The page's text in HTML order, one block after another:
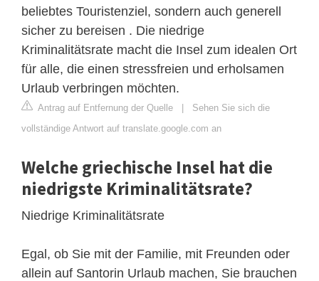
beliebtes Touristenziel, sondern auch generell
sicher zu bereisen . Die niedrige
Kriminalitätsrate macht die Insel zum idealen Ort
für alle, die einen stressfreien und erholsamen
Urlaub verbringen möchten.
Antrag auf Entfernung der Quelle | Sehen Sie sich die
vollständige Antwort auf translate.google.com an
Welche griechische Insel hat die
niedrigste Kriminalitätsrate?
Niedrige Kriminalitätsrate
Egal, ob Sie mit der Familie, mit Freunden oder
allein auf Santorin Urlaub machen, Sie brauchen